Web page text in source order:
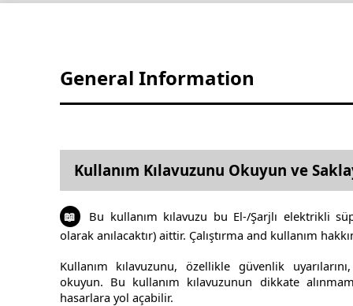
General Information
Kullanım Kılavuzunu Okuyun ve
📖
Bu kullanım kılavuzu bu El-/Şarjlı elektrikli
olarak anılacaktır) aittir. Çalıştırma and kullanım
Kullanım kılavuzunu, özellikle güvenlik
okuyun. Bu kullanım kılavuzunun dikkate
hasarlara yol açabilir.